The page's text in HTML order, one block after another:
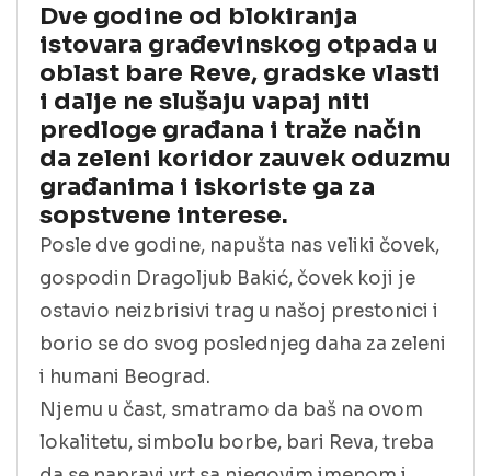
Dve godine od blokiranja
istovara građevinskog otpada u
oblast bare Reve, gradske vlasti
i dalje ne slušaju vapaj niti
predloge građana i traže način
da zeleni koridor zauvek oduzmu
građanima i iskoriste ga za
sopstvene interese.
Posle dve godine, napušta nas veliki čovek,
gospodin Dragoljub Bakić, čovek koji je
ostavio neizbrisivi trag u našoj prestonici i
borio se do svog poslednjeg daha za zeleni
i humani Beograd.
Njemu u čast, smatramo da baš na ovom
lokalitetu, simbolu borbe, bari Reva, treba